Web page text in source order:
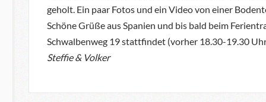
geholt. Ein paar Fotos und ein Video von einer
Schöne Grüße aus Spanien und bis bald beim
Schwalbenweg 19 stattfindet (vorher 18.30-19.30
Steffie & Volker